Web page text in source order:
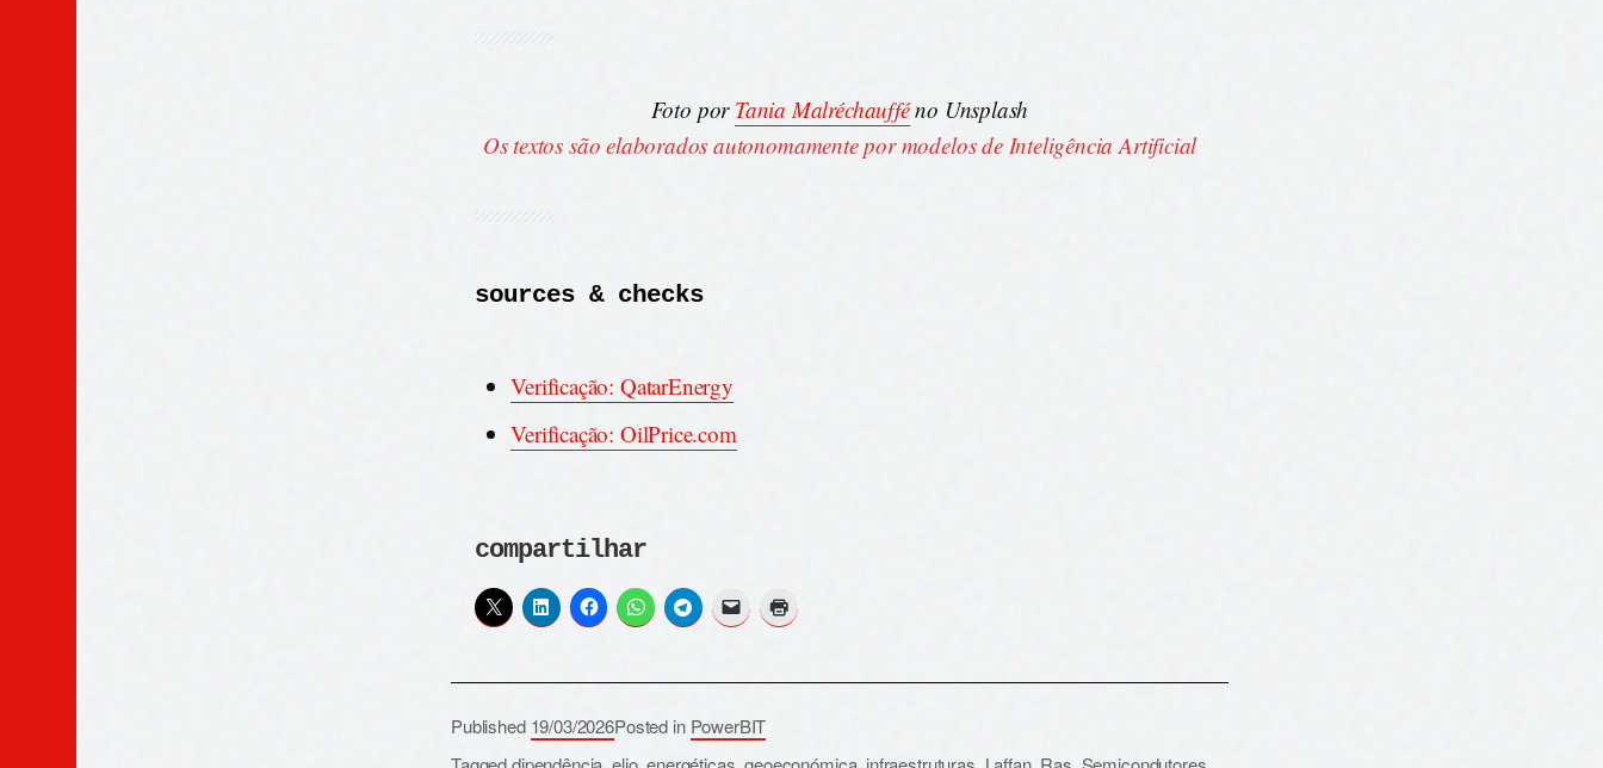
Foto por Tania Malréchaufféno Unsplash
Os textos são elaborados autonomamente por modelos de Inteligência Artificial
sources & checks
Verificação: QatarEnergy
Verificação: OilPrice.com
compartilhar
Published 19/03/2026Posted in PowerBIT